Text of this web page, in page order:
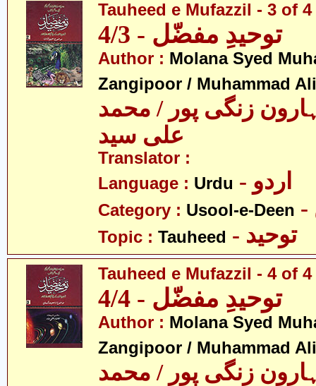
Tauheed e Mufazzil - 3 of 4
توحیدِ مفضّل - 4/3
Author : Molana Syed
Zangipoor / Muhammad
زنگی پور / محمد
علی سید
Translator :
Language : Urdu - اردو
Category : Usool-e-Deen
Topic : Tauheed - توحید
Tauheed e Mufazzil - 4 of 4
توحیدِ مفضّل - 4/4
Author : Molana Syed
Zangipoor / Muhammad
زنگی پور / محمد